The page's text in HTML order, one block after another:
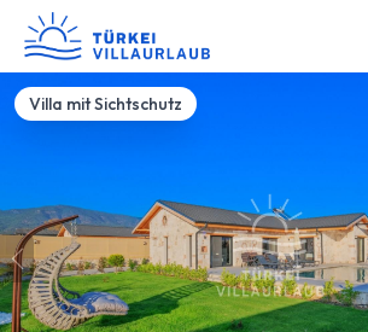
Villa mit Sichtschutz